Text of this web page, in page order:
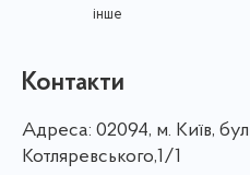
інше
Контакти
Адреса: 02094, м. Київ,
Котляревського,1/1